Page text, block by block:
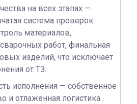
на всех этапах —
система проверок:
материалов,
работ, финальная
изделий, что исключает
от ТЗ.
исполнения — собственное
и отлаженная логистика